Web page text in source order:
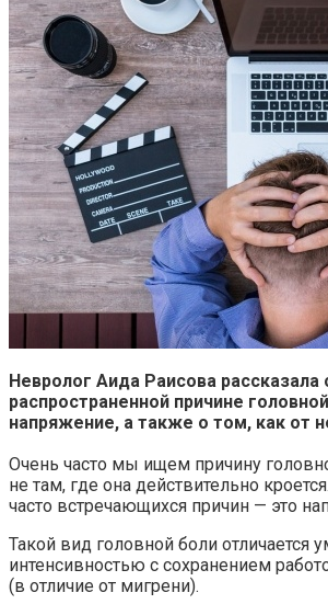
Невролог Аида Раисова рассказала
распространенной причине
напряжение, а также о том, как от
Очень часто мы ищем причину
не там, где она действительно
часто встречающихся причин — это
Такой вид головной боли отличается
интенсивностью с сохранением
(в отличие от мигрени).